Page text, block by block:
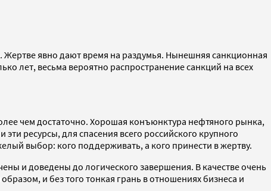
явно дают время на раздумья. Нынешняя санкционная
лет, весьма вероятно распространение санкций на всех
чем достаточно. Хорошая конъюнктура нефтяного рынка,
ресурсы, для спасения всего российского крупного
выбор: кого поддерживать, а кого принести в жертву.
и доведены до логического завершения. В качестве очень
и без того тонкая грань в отношениях бизнеса и